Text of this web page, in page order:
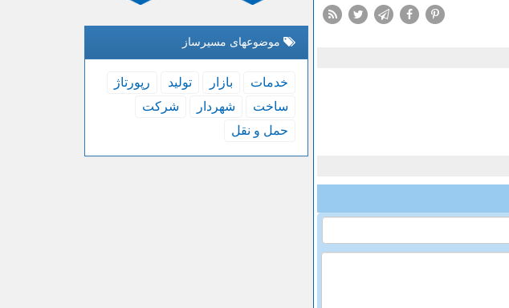
موضوعهای مسیرساز
خدمات بازار تولید
رپورتاژ
ساخت
شهردار
شركت
حمل و نقل